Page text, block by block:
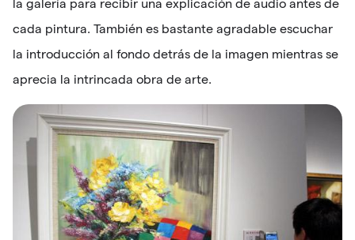
la galería para recibir una explicación de audio antes de
cada pintura. También es bastante agradable escuchar
la introducción al fondo detrás de la imagen mientras se
aprecia la intrincada obra de arte.